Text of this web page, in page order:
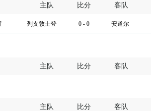
主队 比分 客队
列支敦士登 0 - 0 安道尔
主队 比分 客队
主队 比分 客队